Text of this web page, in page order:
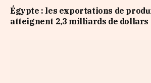
Égypte : les exportations de
atteignent 2,3 milliards de dollars